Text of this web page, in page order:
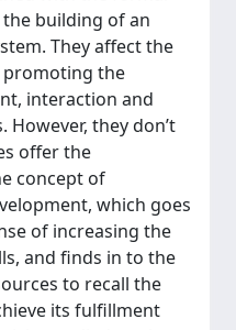
building of an
They affect the
promoting the
interaction and
they don’t
offer the
concept of
which goes
of increasing the
and finds in to the
to recall the
its fulfillment